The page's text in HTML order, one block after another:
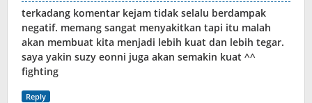
terkadang komentar kejam tidak selalu berdampak
negatif. memang sangat menyakitkan tapi itu malah
akan membuat kita menjadi lebih kuat dan lebih tegar.
saya yakin suzy eonni juga akan semakin kuat ^^
fighting
Reply